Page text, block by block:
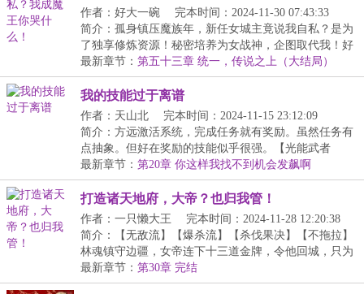
作者：好大一碗
完本时间：2024-11-30 07:43:33
简介：孤身镇压魔族年，新任女城主竟说我自私？是为
了独享修炼资源！秘密培养为女战神，企图取代我！好
好...
最新章节： 第五十三章 统一，传说之上（大结局）
我的技能过于离谱
作者：天山北
完本时间：2024-11-15 23:12:09
简介：方远激活系统，完成任务就有奖励。虽然任务有
点抽象。但好在奖励的技能似乎很强。【光能武者
LV】：...
最新章节： 第20章 你这样我找不到机会发飙啊
打造诸天地府，大帝？也归我管！
作者：一只懒大王
完本时间：2024-11-28 12:20:38
简介：【无敌流】【爆杀流】【杀伐果决】【不拖拉】
林魂镇守边疆，女帝连下十三道金牌，令他回城，只为
用...
最新章节： 第30章 完结